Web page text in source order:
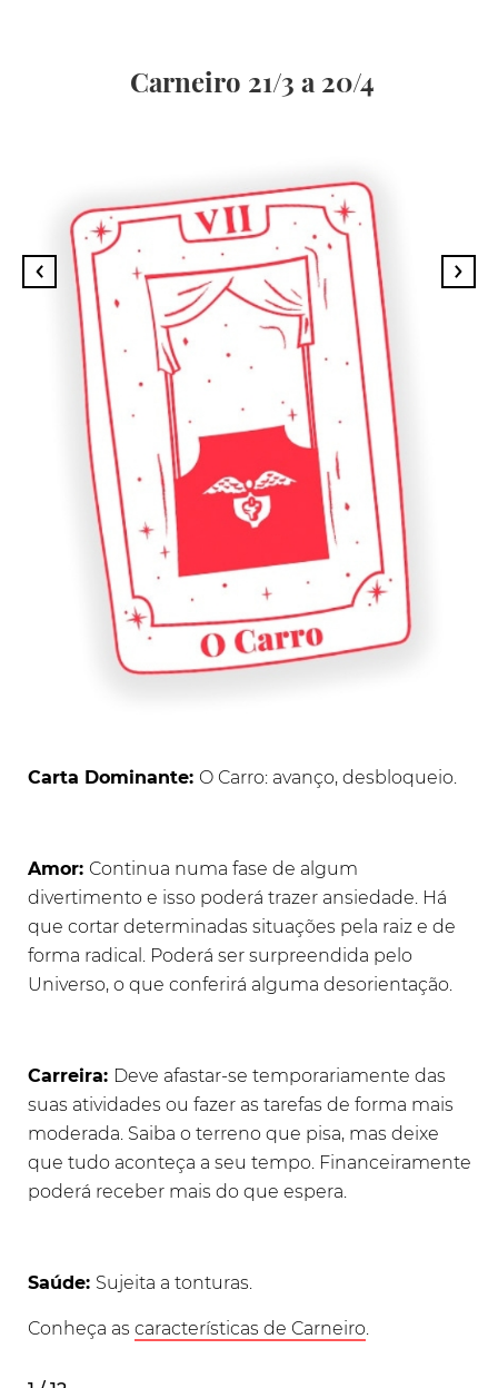
Carneiro 21/3 a 20/4
Carta Dominante: O Carro: avanço, desbloqueio.
Amor: Continua numa fase de algum
divertimento e isso poderá trazer ansiedade. Há
que cortar determinadas situações pela raiz e de
forma radical. Poderá ser surpreendida pelo
Universo, o que conferirá alguma desorientação.
Carreira: Deve afastar-se temporariamente das
suas atividades ou fazer as tarefas de forma mais
moderada. Saiba o terreno que pisa, mas deixe
que tudo aconteça a seu tempo. Financeiramente
poderá receber mais do que espera.
Saúde: Sujeita a tonturas.
Conheça as características de Carneiro.